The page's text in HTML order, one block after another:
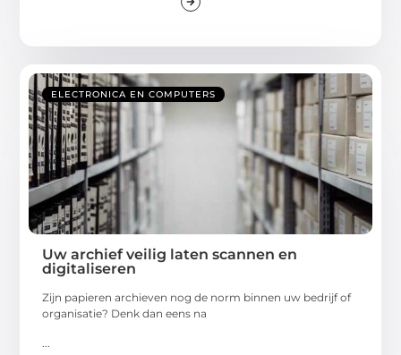
ELECTRONICA EN COMPUTERS
Uw archief veilig laten scannen en
digitaliseren
Zijn papieren archieven nog de norm binnen uw bedrijf of
organisatie? Denk dan eens na